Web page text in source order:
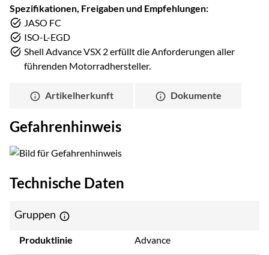
Spezifikationen, Freigaben und Empfehlungen:
JASO FC
ISO-L-EGD
Shell Advance VSX 2 erfüllt die Anforderungen aller
führenden Motorradhersteller.
Artikelherkunft Dokumente
Gefahrenhinweis
Technische Daten
Gruppen
Produktlinie Advance